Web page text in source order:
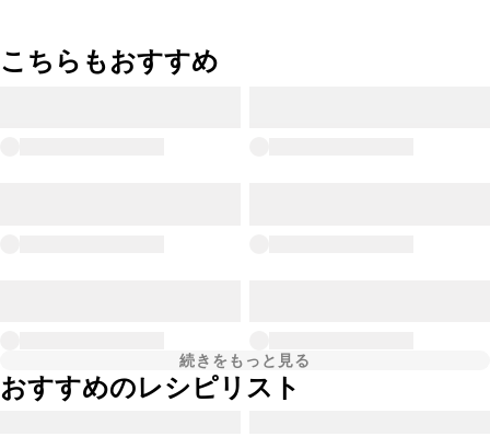
こちらもおすすめ
続きをもっと見る
おすすめのレシピリスト